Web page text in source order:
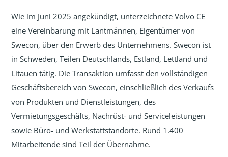
Wie im Juni 2025 angekündigt, unterzeichnete Volvo CE
eine Vereinbarung mit Lantmännen, Eigentümer von
Swecon, über den Erwerb des Unternehmens. Swecon ist
in Schweden, Teilen Deutschlands, Estland, Lettland und
Litauen tätig. Die Transaktion umfasst den vollständigen
Geschäftsbereich von Swecon, einschließlich des Verkaufs
von Produkten und Dienstleistungen, des
Vermietungsgeschäfts, Nachrüst- und Serviceleistungen
sowie Büro- und Werkstattstandorte. Rund 1.400
Mitarbeitende sind Teil der Übernahme.